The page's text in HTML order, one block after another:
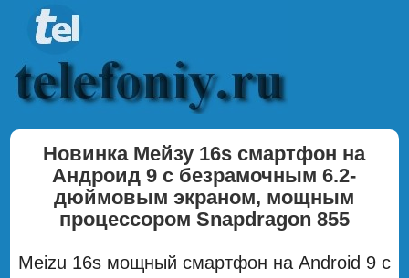
Новинка Мейзу 16s смартфон на
Андроид 9 с безрамочным 6.2-
дюймовым экраном, мощным
процессором Snapdragon 855
Meizu 16s мощный смартфон на Android 9 с